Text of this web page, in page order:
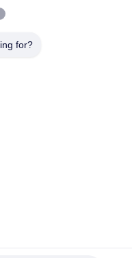
περιοχή Shunde,
for?